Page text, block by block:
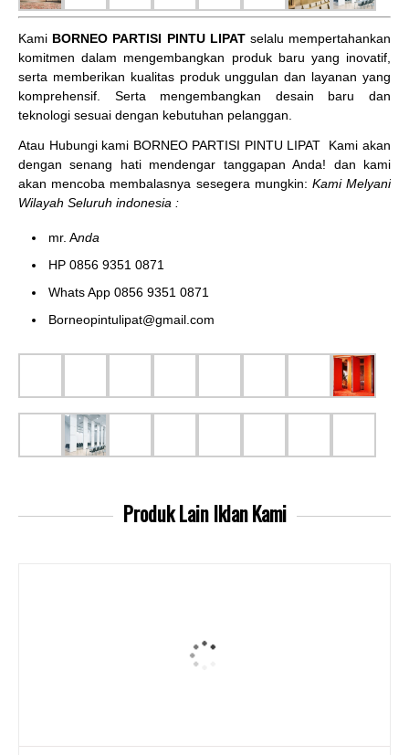
Kami BORNEO PARTISI PINTU LIPATselalu mempertahankan
komitmen dalam mengembangkan produk baru yang inovatif,
serta memberikan kualitas produk unggulan dan layanan yang
komprehensif. Serta mengembangkan desain baru dan
teknologi sesuai dengan kebutuhan pelanggan.
Atau Hubungi kami BORNEO PARTISI PINTU LIPAT
Kami akan
dengan senang hati mendengar tanggapan Anda! dan kami
akan mencoba membalasnya sesegera mungkin: Kami Melyani
Wilayah Seluruh indonesia :
mr. Anda
HP 0856 9351 0871
Whats App 0856 9351 0871
Borneopintulipat@gmail.com
Produk LainIklan Kami